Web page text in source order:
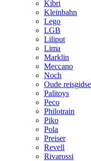
Kibri
Kleinbahn
Lego
LGB
Liliput
Lima
Marklin
Meccano
Noch
Oude
Palitoys
Peco
Philotrain
Piko
Pola
Preiser
Revell
Rivarossi